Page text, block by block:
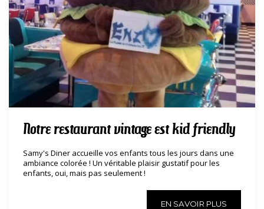
Notre restaurant vintage est kid friendly
Samy's Diner accueille vos enfants tous les jours dans une
ambiance colorée ! Un véritable plaisir gustatif pour les
enfants, oui, mais pas seulement !
EN SAVOIR PLUS